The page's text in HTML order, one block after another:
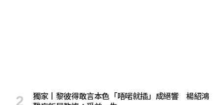
獨家丨黎彼得敢言本色「唔啱就插」成絕響 楊紹鴻